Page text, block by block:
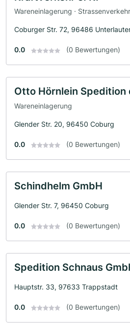
Wareneinlagerung ·
Coburger Str. 72, 96486
0.0 (0 Bewertungen)
Otto Hörnlein Spedition
Wareneinlagerung
Glender Str. 20, 96450 Coburg
0.0 (0 Bewertungen)
Schindhelm GmbH
Glender Str. 7, 96450 Coburg
0.0 (0 Bewertungen)
Spedition Schnaus
Hauptstr. 33, 97633 Trappstadt
0.0 (0 Bewertungen)